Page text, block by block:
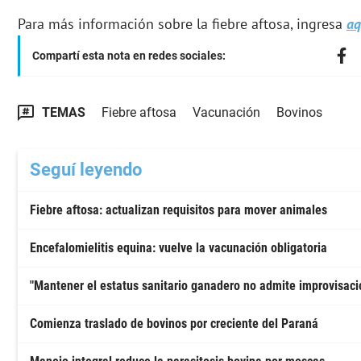
Para más información sobre la fiebre aftosa, ingresa
Compartí esta nota en redes sociales:
TEMAS Fiebre aftosa Vacunación Bovinos
Seguí leyendo
Fiebre aftosa: actualizan requisitos para mover animales
Encefalomielitis equina: vuelve la vacunación obligatoria
"Mantener el estatus sanitario ganadero no admite
Comienza traslado de bovinos por creciente del Paraná